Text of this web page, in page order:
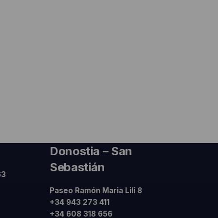
Donostia – San
Sebastián
Paseo Ramón Maria Lili 8
+34 943 273 411
+34 608 318 656